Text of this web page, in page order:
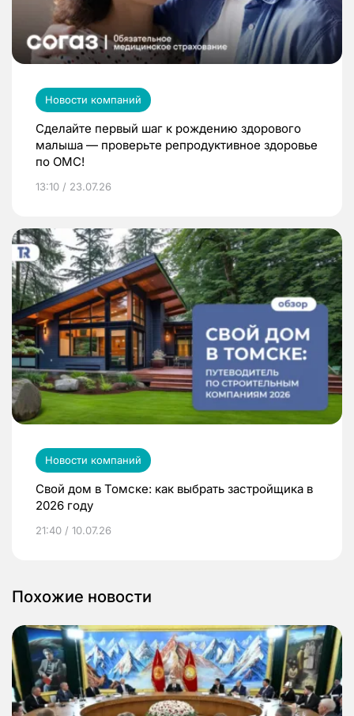
Новости компаний
Сделайте первый шаг к рождению здорового
малыша — проверьте репродуктивное здоровье
по ОМС!
13:10 / 23.07.26
Новости компаний
Свой дом в Томске: как выбрать застройщика в
2026 году
21:40 / 10.07.26
Похожие новости